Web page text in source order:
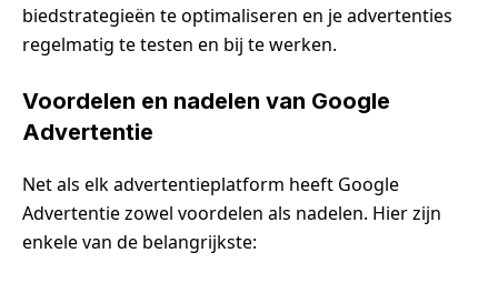
biedstrategieën te optimaliseren en je advertenties
regelmatig te testen en bij te werken.
Voordelen en nadelen van Google
Advertentie
Net als elk advertentieplatform heeft Google
Advertentie zowel voordelen als nadelen. Hier zijn
enkele van de belangrijkste: